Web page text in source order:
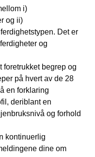
i)
og ii)
Det er
og
foretrukket begrep og
på hvert av de 28
en forklaring
deriblant en
og forhold
kontinuerlig
dine om